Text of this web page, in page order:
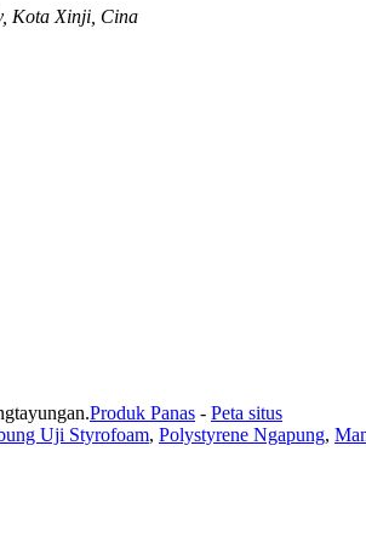
Kota Xinji, Cina
Produk Panas - Peta situs
Uji Styrofoam, Polystyrene Ngapung,